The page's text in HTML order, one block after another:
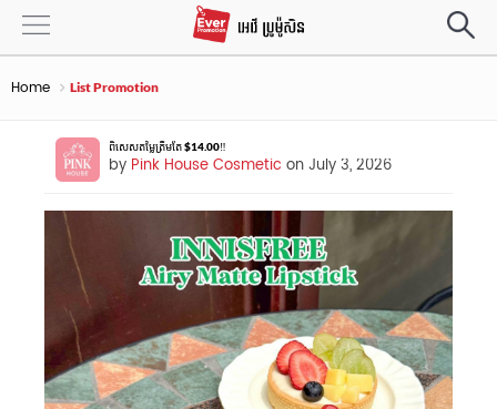
Home List Promotion
ពិសេសតម្លៃត្រឹមតែ $14.00‼️
by Pink House Cosmetic on July 3, 2026